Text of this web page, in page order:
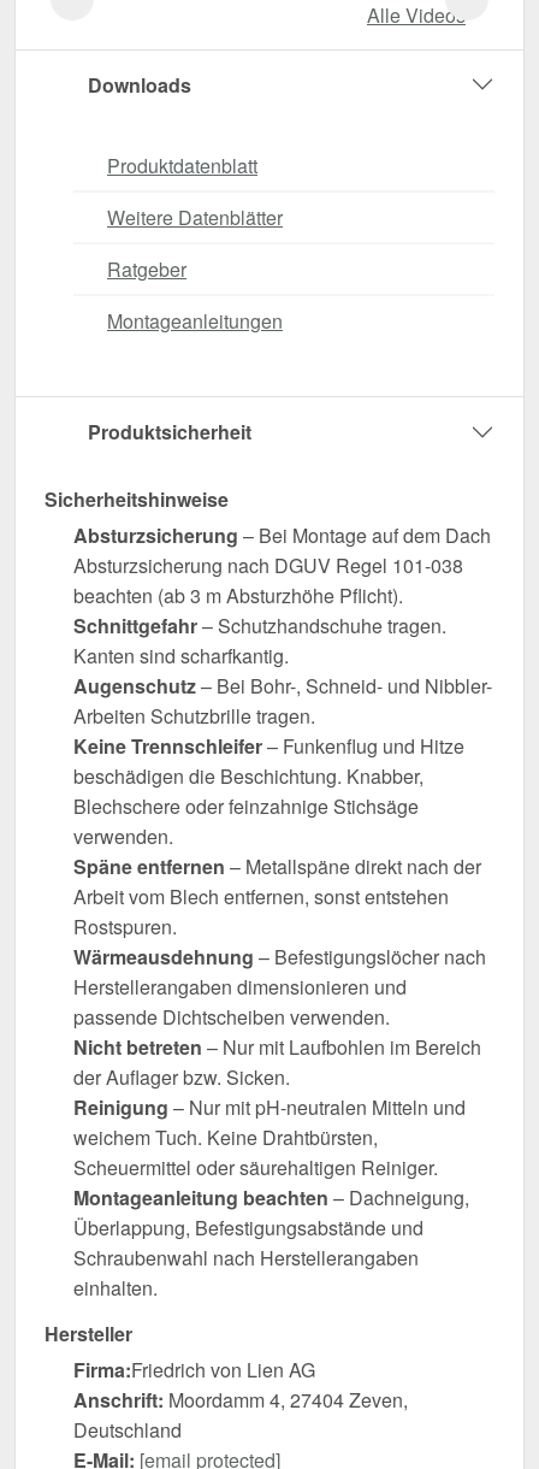
Alle Videos
Downloads
Produktdatenblatt
Weitere Datenblätter
Ratgeber
Montageanleitungen
Produktsicherheit
Sicherheitshinweise
Absturzsicherung – Bei Montage auf dem Dach
Absturzsicherung nach DGUV Regel 101-038
beachten (ab 3 m Absturzhöhe Pflicht).
Schnittgefahr– Schutzhandschuhe tragen.
Kanten sind scharfkantig.
Augenschutz– Bei Bohr-, Schneid- und Nibbler-
Arbeiten Schutzbrille tragen.
Keine Trennschleifer– Funkenflug und Hitze
beschädigen die Beschichtung. Knabber,
Blechschere oder feinzahnige Stichsäge
verwenden.
Späne entfernen – Metallspäne direkt nach der
Arbeit vom Blech entfernen, sonst entstehen
Rostspuren.
Wärmeausdehnung – Befestigungslöcher nach
Herstellerangaben dimensionieren und
passende Dichtscheiben verwenden.
Nicht betreten – Nur mit Laufbohlen im Bereich
der Auflager bzw. Sicken.
Reinigung – Nur mit pH-neutralen Mitteln und
weichem Tuch. Keine Drahtbürsten,
Scheuermittel oder säurehaltigen Reiniger.
Montageanleitung beachten – Dachneigung,
Überlappung, Befestigungsabstände und
Schraubenwahl nach Herstellerangaben
einhalten.
Hersteller
Firma:Friedrich von Lien AG
Anschrift: Moordamm 4, 27404 Zeven,
Deutschland
E-Mail: [email protected]